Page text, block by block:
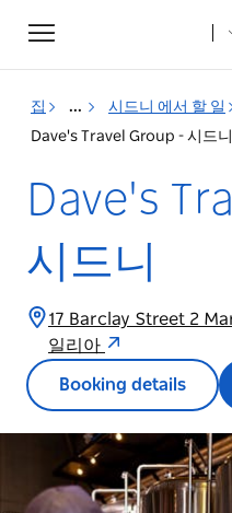
Toggle
navigation
집 ... 시드니 에서 할 일
Dave's Travel Group - 시드니
Dave's
시드니
17 Barclay Street 2
일리아
Booking details